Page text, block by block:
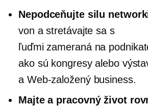
Nepodceňujte silu
von a stretávajte sa s
ľuďmi zameraná na
ako sú kongresy alebo
a Web-založenýbusiness.
Majte a pracovný život